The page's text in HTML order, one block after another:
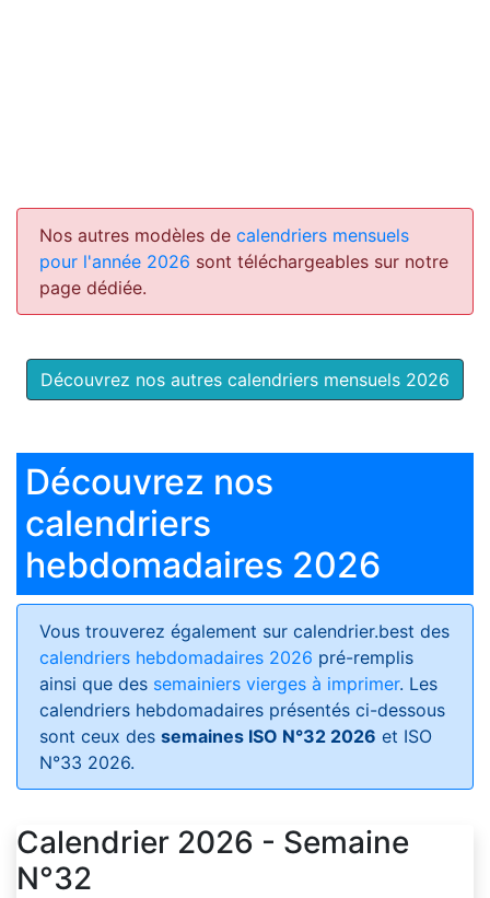
Nos autres modèles de calendriers mensuels
pour l'année 2026 sont téléchargeables sur notre
page dédiée.
Découvrez nos autres calendriers mensuels 2026
Découvrez nos
calendriers
hebdomadaires 2026
Vous trouverez également sur calendrier.best des
calendriers hebdomadaires 2026 pré-remplis
ainsi que des semainiers vierges à imprimer. Les
calendriers hebdomadaires présentés ci-dessous
sont ceux des semaines ISO N°32 2026 et ISO
N°33 2026.
Calendrier 2026 - Semaine
N°32